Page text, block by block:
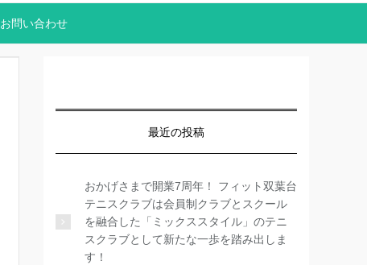
お問い合わせ
最近の投稿
おかげさまで開業7周年！ フィット双葉台
テニスクラブは会員制クラブとスクール
を融合した「ミックススタイル」のテニ
スクラブとして新たな一歩を踏み出しま
す！